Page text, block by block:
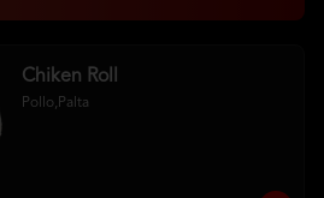
Chiken Roll
Pollo,Palta